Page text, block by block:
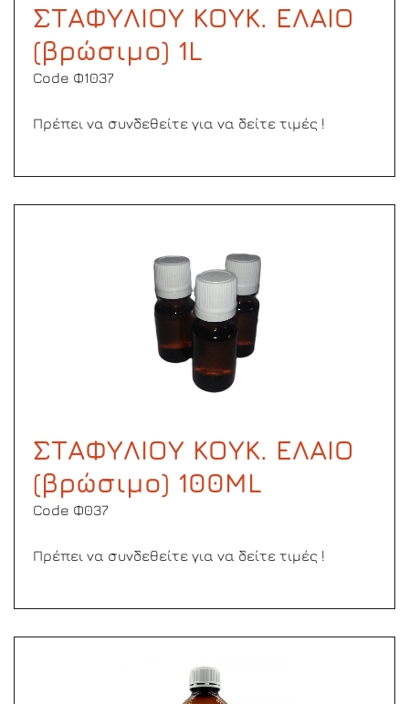
ΣΤΑΦΥΛΙΟΥ ΚΟΥΚ. ΕΛΑΙΟ
(βρώσιμο) 1L
Code Φ1037
Πρέπει να συνδεθείτε για να δείτε τιμές !
ΣΤΑΦΥΛΙΟΥ ΚΟΥΚ. ΕΛΑΙΟ
(βρώσιμο) 100ΜL
Code Φ037
Πρέπει να συνδεθείτε για να δείτε τιμές !